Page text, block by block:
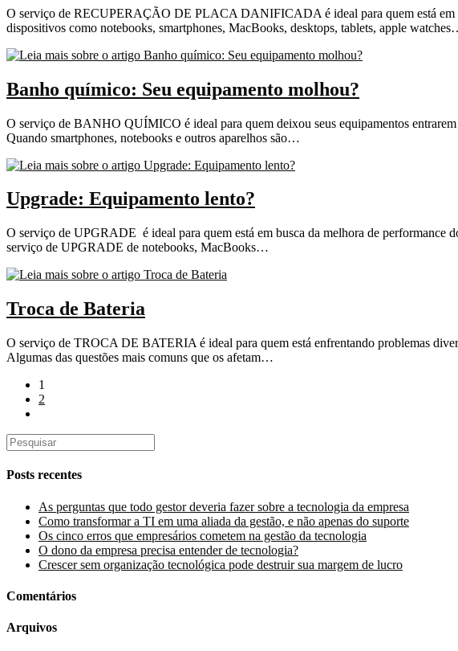
O serviço de RECUPERAÇÃO DE PLACA DANIFICADA é ideal para quem está em
dispositivos como notebooks, smartphones, MacBooks, desktops, tablets, apple
Banho químico: Seu equipamento molhou?
O serviço de BANHO QUÍMICO é ideal para quem deixou seus equipamentos
Quando smartphones, notebooks e outros aparelhos são…
Upgrade: Equipamento lento?
O serviço de UPGRADE é ideal para quem está em busca da melhora de performance
serviço de UPGRADE de notebooks, MacBooks…
Troca de Bateria
O serviço de TROCA DE BATERIA é ideal para quem está enfrentando problemas
Algumas das questões mais comuns que os afetam…
1
2
Posts recentes
As perguntas que todo gestor deveria fazer sobre a tecnologia da empresa
Como transformar a TI em uma aliada da gestão, e não apenas do suporte
Os cinco erros que empresários cometem na gestão da tecnologia
O dono da empresa precisa entender de tecnologia?
Crescer sem organização tecnológica pode destruir sua margem de lucro
Comentários
Arquivos